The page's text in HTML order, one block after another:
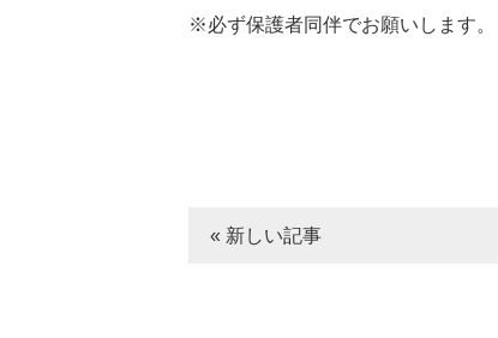
※必ず保護者同伴でお願いします。
« 新しい記事